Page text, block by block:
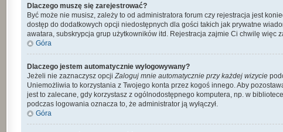
Dlaczego muszę się zarejestrować?
Być może nie musisz, zależy to od administratora forum czy rejestracja jest
dostęp do dodatkowych opcji niedostępnych dla gości takich jak prywatne
awatara, subskrypcja grup użytkowników itd. Rejestracja zajmie Ci chwilę więc
Góra
Dlaczego jestem automatycznie wylogowywany?
Jeżeli nie zaznaczysz opcjiZaloguj mnie automatycznie przy każdej wizycie
Uniemożliwia to korzystania z Twojego konta przez kogoś innego. Aby
jest to zalecane, gdy korzystasz z ogólnodostępnego komputera, np. w
podczas logowania oznacza to, że administrator ją wyłączył.
Góra